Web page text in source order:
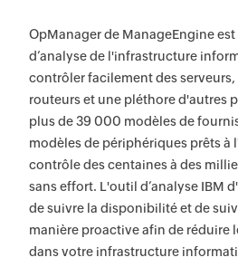
OpManager de ManageEngine
d’analyse de l'infrastructure
contrôler facilement des
routeurs et une pléthore d'autres
plus de 39 000 modèles de
modèles de périphériques prêts à
contrôle des centaines à des
sans effort. L'outil d’analyse IBM
de suivre la disponibilité et de
manière proactive afin de réduire
dans votre infrastructure